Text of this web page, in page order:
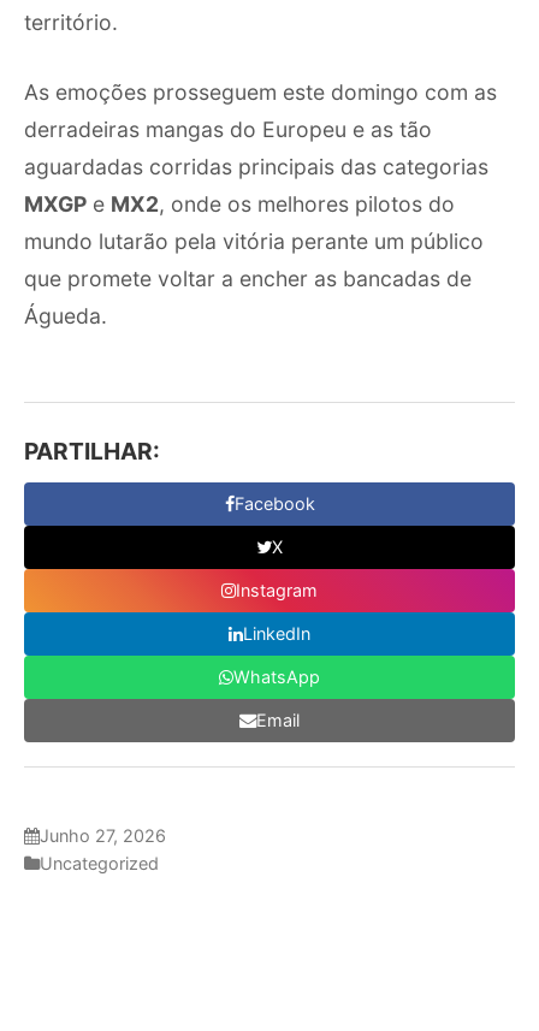
território.
As emoções prosseguem este domingo com as
derradeiras mangas do Europeu e as tão
aguardadas corridas principais das categorias
MXGP e MX2, onde os melhores pilotos do
mundo lutarão pela vitória perante um público
que promete voltar a encher as bancadas de
Águeda.
PARTILHAR:
Facebook
X
Instagram
LinkedIn
WhatsApp
Email
Junho 27, 2026
Uncategorized